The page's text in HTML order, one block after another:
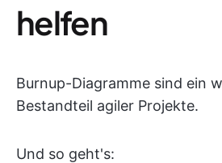
helfen
Burnup-Diagramme sind ein
Bestandteil agiler Projekte.
Und so geht's: